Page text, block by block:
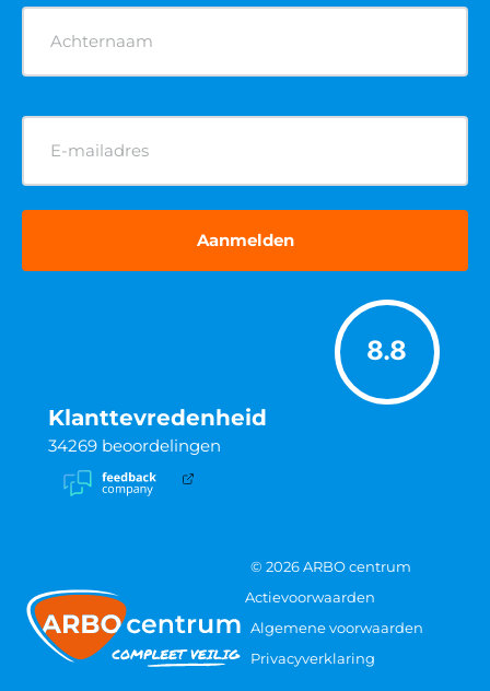
E-
(Vereist)
8.8
Klanttevredenheid
34269 beoordelingen
© 2026 ARBO centrum
Actievoorwaarden
Algemene voorwaarden
Privacyverklaring